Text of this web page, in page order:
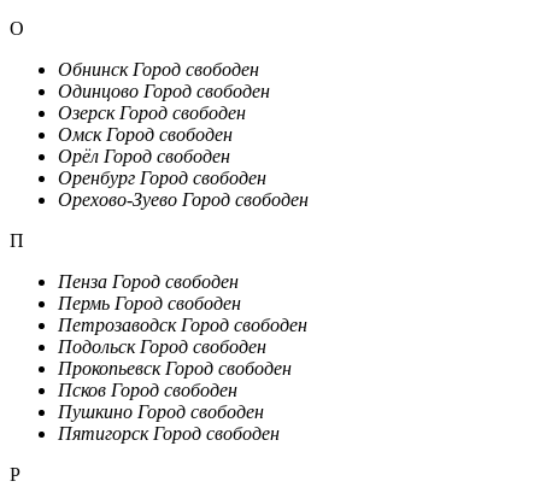
О
Обнинск Город свободен
Одинцово Город свободен
Озерск Город свободен
Омск Город свободен
Орёл Город свободен
Оренбург Город свободен
Орехово-Зуево Город свободен
П
Пенза Город свободен
Пермь Город свободен
Петрозаводск Город свободен
Подольск Город свободен
Прокопьевск Город свободен
Псков Город свободен
Пушкино Город свободен
Пятигорск Город свободен
Р